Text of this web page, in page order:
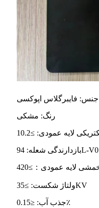
جنس: فایبرگلاس اپوکسی
رنگ: مشکی
بازدارندگی شعله: 94L-V0
ولتاژ شکست: ≥35KV
جذب آب: ≤0.15٪